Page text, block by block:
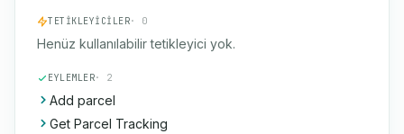
TETIKLEYICILER· 0
Henüz kullanılabilir tetikleyici yok.
EYLEMLER· 2
Add parcel
Get Parcel Tracking